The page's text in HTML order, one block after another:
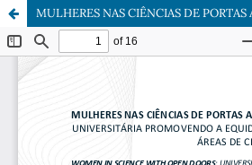
MULHERES NAS CIÊNCIAS DE PORTAS